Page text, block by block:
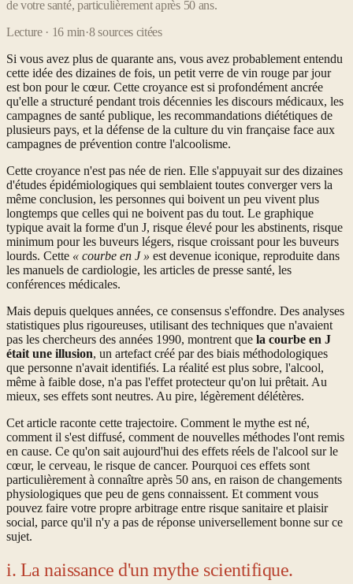
de votre santé, particulièrement après 50 ans.
Lecture · 16 min·8 sources citées
Si vous avez plus de quarante ans, vous avez probablement entendu
cette idée des dizaines de fois, un petit verre de vin rouge par jour
est bon pour le cœur. Cette croyance est si profondément ancrée
qu'elle a structuré pendant trois décennies les discours médicaux, les
campagnes de santé publique, les recommandations diététiques de
plusieurs pays, et la défense de la culture du vin française face aux
campagnes de prévention contre l'alcoolisme.
Cette croyance n'est pas née de rien. Elle s'appuyait sur des dizaines
d'études épidémiologiques qui semblaient toutes converger vers la
même conclusion, les personnes qui boivent un peu vivent plus
longtemps que celles qui ne boivent pas du tout. Le graphique
typique avait la forme d'un J, risque élevé pour les abstinents, risque
minimum pour les buveurs légers, risque croissant pour les buveurs
lourds. Cette « courbe en J » est devenue iconique, reproduite dans
les manuels de cardiologie, les articles de presse santé, les
conférences médicales.
Mais depuis quelques années, ce consensus s'effondre. Des analyses
statistiques plus rigoureuses, utilisant des techniques que n'avaient
pas les chercheurs des années 1990, montrent que la courbe en J
était une illusion, un artefact créé par des biais méthodologiques
que personne n'avait identifiés. La réalité est plus sobre, l'alcool,
même à faible dose, n'a pas l'effet protecteur qu'on lui prêtait. Au
mieux, ses effets sont neutres. Au pire, légèrement délétères.
Cet article raconte cette trajectoire. Comment le mythe est né,
comment il s'est diffusé, comment de nouvelles méthodes l'ont remis
en cause. Ce qu'on sait aujourd'hui des effets réels de l'alcool sur le
cœur, le cerveau, le risque de cancer. Pourquoi ces effets sont
particulièrement à connaître après 50 ans, en raison de changements
physiologiques que peu de gens connaissent. Et comment vous
pouvez faire votre propre arbitrage entre risque sanitaire et plaisir
social, parce qu'il n'y a pas de réponse universellement bonne sur ce
sujet.
i. La naissance d'un mythe scientifique.